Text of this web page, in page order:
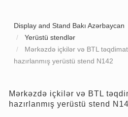
Display and Stand Bakı Azərbaycan
Yerüstü stendlər
Mərkəzdə içkilər və BTL
hazırlanmış yerüstü stend N142
Mərkəzdə içkilər və BTL
hazırlanmış yerüstü stend